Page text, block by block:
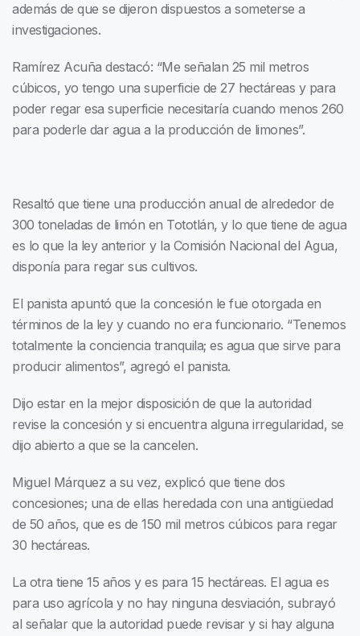
además de que se dijeron dispuestos a someterse a
investigaciones.
Ramírez Acuña destacó: “Me señalan 25 mil metros
cúbicos, yo tengo una superficie de 27 hectáreas y para
poder regar esa superficie necesitaría cuando menos 260
para poderle dar agua a la producción de limones”.
Resaltó que tiene una producción anual de alrededor de
300 toneladas de limón en Tototlán, y lo que tiene de agua
es lo que la ley anterior y la Comisión Nacional del Agua,
disponía para regar sus cultivos.
El panista apuntó que la concesión le fue otorgada en
términos de la ley y cuando no era funcionario. “Tenemos
totalmente la conciencia tranquila; es agua que sirve para
producir alimentos”, agregó el panista.
Dijo estar en la mejor disposición de que la autoridad
revise la concesión y si encuentra alguna irregularidad, se
dijo abierto a que se la cancelen.
Miguel Márquez a su vez, explicó que tiene dos
concesiones; una de ellas heredada con una antigüedad
de 50 años, que es de 150 mil metros cúbicos para regar
30 hectáreas.
La otra tiene 15 años y es para 15 hectáreas. El agua es
para uso agrícola y no hay ninguna desviación, subrayó
al señalar que la autoridad puede revisar y si hay alguna